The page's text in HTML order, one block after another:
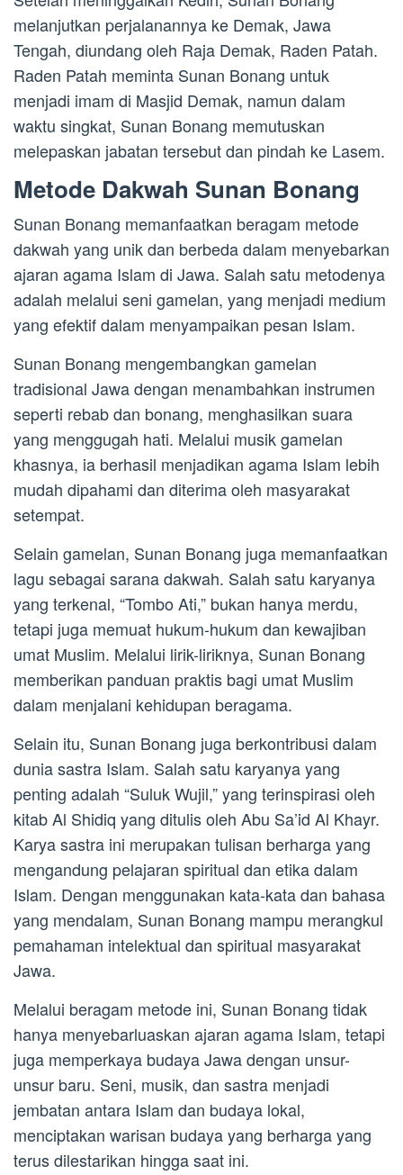
melanjutkan perjalanannya ke Demak, Jawa
Tengah, diundang oleh Raja Demak, Raden Patah.
Raden Patah meminta Sunan Bonang untuk
menjadi imam di Masjid Demak, namun dalam
waktu singkat, Sunan Bonang memutuskan
melepaskan jabatan tersebut dan pindah ke Lasem.
Metode Dakwah Sunan Bonang
Sunan Bonang memanfaatkan beragam metode
dakwah yang unik dan berbeda dalam menyebarkan
ajaran agama Islam di Jawa. Salah satu metodenya
adalah melalui seni gamelan, yang menjadi medium
yang efektif dalam menyampaikan pesan Islam.
Sunan Bonang mengembangkan gamelan
tradisional Jawa dengan menambahkan instrumen
seperti rebab dan bonang, menghasilkan suara
yang menggugah hati. Melalui musik gamelan
khasnya, ia berhasil menjadikan agama Islam lebih
mudah dipahami dan diterima oleh masyarakat
setempat.
Selain gamelan, Sunan Bonang juga memanfaatkan
lagu sebagai sarana dakwah. Salah satu karyanya
yang terkenal, “Tombo Ati,” bukan hanya merdu,
tetapi juga memuat hukum-hukum dan kewajiban
umat Muslim. Melalui lirik-liriknya, Sunan Bonang
memberikan panduan praktis bagi umat Muslim
dalam menjalani kehidupan beragama.
Selain itu, Sunan Bonang juga berkontribusi dalam
dunia sastra Islam. Salah satu karyanya yang
penting adalah “Suluk Wujil,” yang terinspirasi oleh
kitab Al Shidiq yang ditulis oleh Abu Sa’id Al Khayr.
Karya sastra ini merupakan tulisan berharga yang
mengandung pelajaran spiritual dan etika dalam
Islam. Dengan menggunakan kata-kata dan bahasa
yang mendalam, Sunan Bonang mampu merangkul
pemahaman intelektual dan spiritual masyarakat
Jawa.
Melalui beragam metode ini, Sunan Bonang tidak
hanya menyebarluaskan ajaran agama Islam, tetapi
juga memperkaya budaya Jawa dengan unsur-
unsur baru. Seni, musik, dan sastra menjadi
jembatan antara Islam dan budaya lokal,
menciptakan warisan budaya yang berharga yang
terus dilestarikan hingga saat ini.